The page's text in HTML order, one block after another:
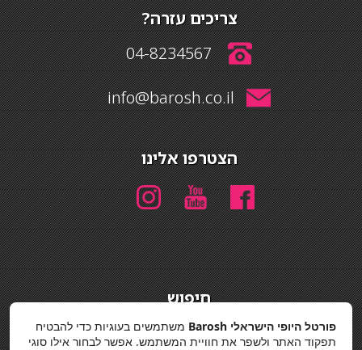
צריכים עזרה?
04-8234567
info@barosh.co.il
הצטרפו אלינו
חיפוש
מדיניות פרטיות
פורטל היופי הישראלי Barosh
משתמשים בעוגיות כדי להבטיח
תפקוד האתר ולשפר את חוויית המשתמש. אפשר לבחור אילו סוגי